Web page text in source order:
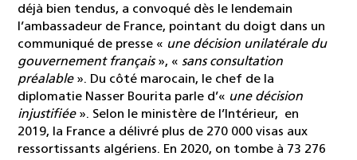
déjà bien tendus, a convoqué dès le lendemain
l’ambassadeur de France, pointant du doigt dans un
communiqué de presse « une décision unilatérale du
gouvernement français», « sans consultation
préalable ». Du côté marocain, le chef de la
diplomatie Nasser Bourita parle d’« une décision
injustifiée ». Selon le ministère de l’Intérieur, en
2019, la France a délivré plus de 270 000 visas aux
ressortissants algériens. En 2020, on tombe à 73 276